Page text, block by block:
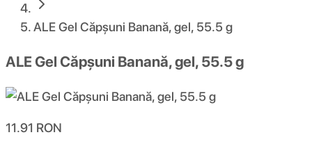
ALE Gel Căpșuni Banană, gel, 55.5 g
ALE Gel Căpșuni Banană, gel, 55.5 g
11.91 RON